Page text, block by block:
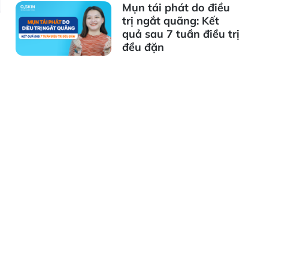
Mụn tái phát do điều
trị ngắt quãng: Kết
quả sau 7 tuần điều trị
đều đặn